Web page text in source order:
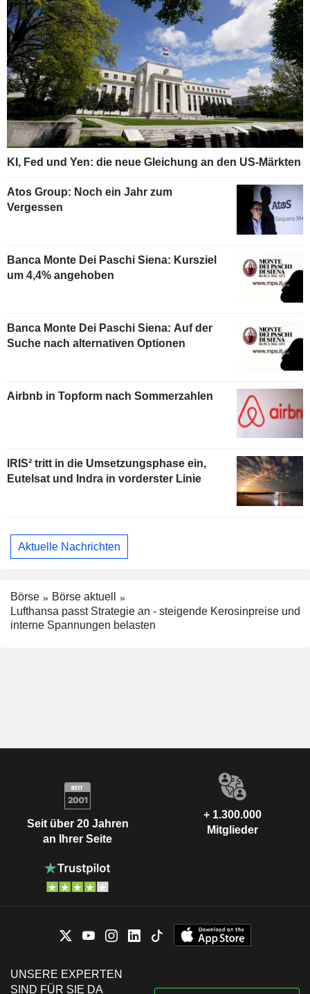
KI, Fed und Yen: die neue Gleichung an den US-Märkten
Atos Group: Noch ein Jahr zum
Vergessen
Banca Monte Dei Paschi Siena: Kursziel
um 4,4% angehoben
Banca Monte Dei Paschi Siena: Auf der
Suche nach alternativen Optionen
Airbnb in Topform nach Sommerzahlen
IRIS² tritt in die Umsetzungsphase ein,
Eutelsat und Indra in vorderster Linie
Aktuelle Nachrichten
Börse
Börse aktuell
Lufthansa passt Strategie an - steigende Kerosinpreise und
interne Spannungen belasten
Seit über 20 Jahren
an Ihrer Seite
+ 1.300.000
Mitglieder
UNSERE EXPERTEN
SIND FÜR SIE DA